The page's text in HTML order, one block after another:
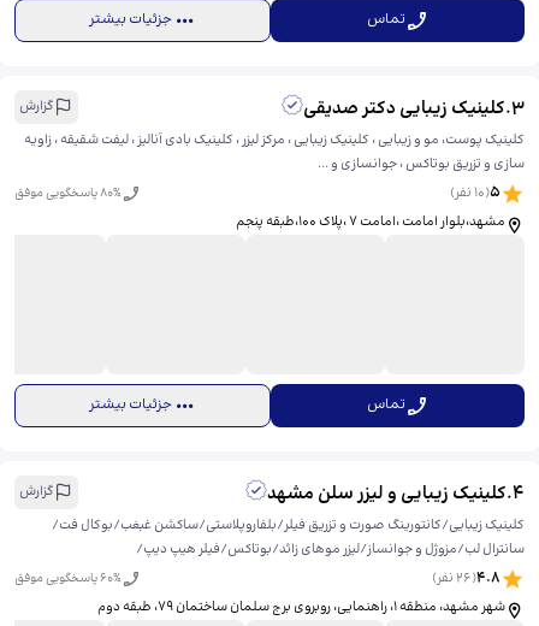
تماس جزئیات بیشتر
3
.کلینیک زیبایی دکتر صدیقی
گزارش
کلینیک پوست، مو و زیبایی ، کلینیک زیبایی ، مرکز لیزر ، کلینیک بادی آنالیز ، لیفت شقیقه ، زاویه
سازی و تزریق بوتاکس ، جوانسازی و ...
5
(
10 نفر) 80% پاسخگویی موفق
مشهد،بلوار امامت ،امامت ۷ ،پلاک ۱۰۰،طبقه پنجم
تماس جزئیات بیشتر
4
.کلینیک زیبایی و لیزر سلن مشهد
گزارش
کلینیک زیبایی/کانتورینگ صورت و تزریق فیلر/بلفاروپلاستی/ساکشن غبغب/بوکال فت/
سانترال لب/مزوژل و جوانساز/لیزر موهای زائد/بوتاکس/فیلر هیپ دیپ/
4.8
(
26نفر) 60% پاسخگویی موفق
شهر مشهد، منطقه ۱، راهنمایی، روبروی برج سلمان ساختمان 79، ​طبقه دوم